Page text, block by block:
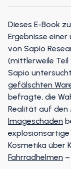
Dieses E-Book
Ergebnisse
von Sapio
(mittlerweile Teil
Sapio
gefälschten
befragte, die
Realität auf den
Imageschaden
Kosmetika über
Fahrradhelmen